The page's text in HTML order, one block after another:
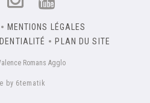
MENTIONS LÉGALES
PLAN DU SITE
Romans Agglo
by 6tematik